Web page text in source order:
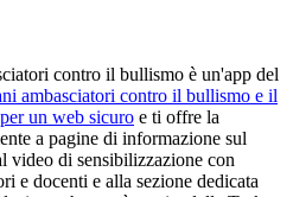
contro il bullismo è un'app del
ambasciatori contro il bullismo e il
un web sicuro e ti offre la
a pagine di informazione sul
video di sensibilizzazione con
e docenti e alla sezione dedicata